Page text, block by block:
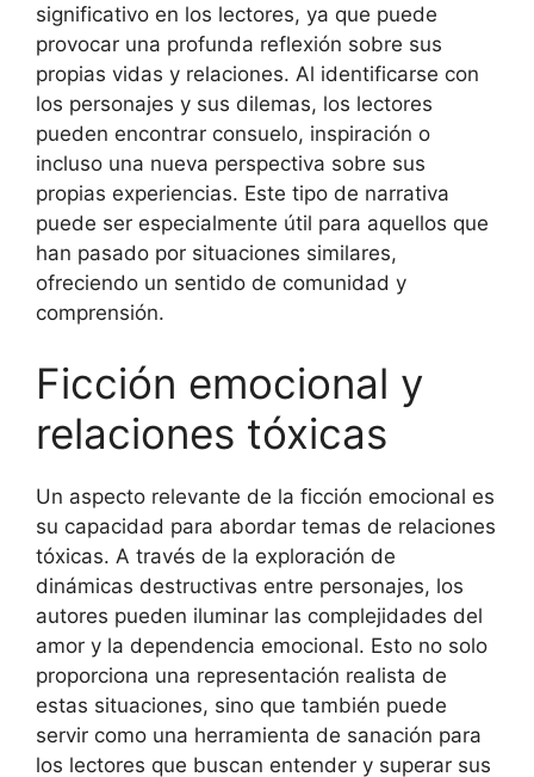
significativo en los lectores, ya que puede
provocar una profunda reflexión sobre sus
propias vidas y relaciones. Al identificarse con
los personajes y sus dilemas, los lectores
pueden encontrar consuelo, inspiración o
incluso una nueva perspectiva sobre sus
propias experiencias. Este tipo de narrativa
puede ser especialmente útil para aquellos que
han pasado por situaciones similares,
ofreciendo un sentido de comunidad y
comprensión.
Ficción emocional y
relaciones tóxicas
Un aspecto relevante de la ficción emocional es
su capacidad para abordar temas de relaciones
tóxicas. A través de la exploración de
dinámicas destructivas entre personajes, los
autores pueden iluminar las complejidades del
amor y la dependencia emocional. Esto no solo
proporciona una representación realista de
estas situaciones, sino que también puede
servir como una herramienta de sanación para
los lectores que buscan entender y superar sus